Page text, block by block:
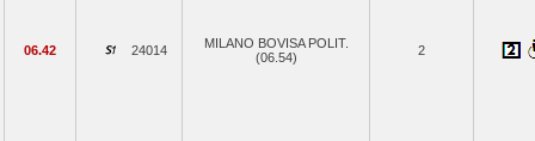
06.42 24014
MILANO BOVISA POLIT.
(06.54)
2